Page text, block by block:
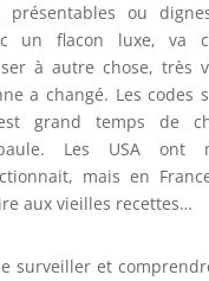
présentables ou
un flacon luxe, va
à autre chose, très
a changé. Les codes
grand temps de
Les USA ont
mais en
aux vieilles recettes…
surveiller et